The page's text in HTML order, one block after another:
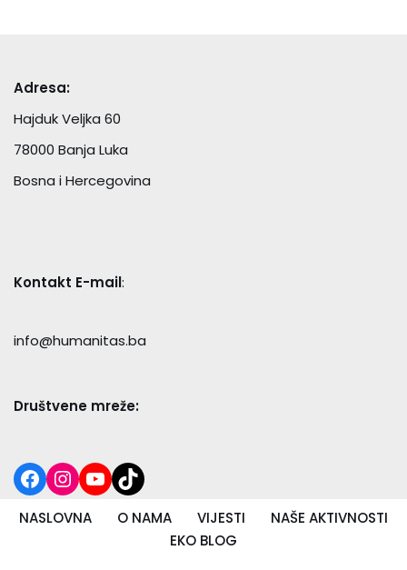
Adresa:
Hajduk Veljka 60
78000 Banja Luka
Bosna i Hercegovina
Kontakt E-mail:
info@humanitas.ba
Društvene mreže:
NASLOVNA O NAMA VIJESTI
NAŠE AKTIVNOSTI
EKO BLOG